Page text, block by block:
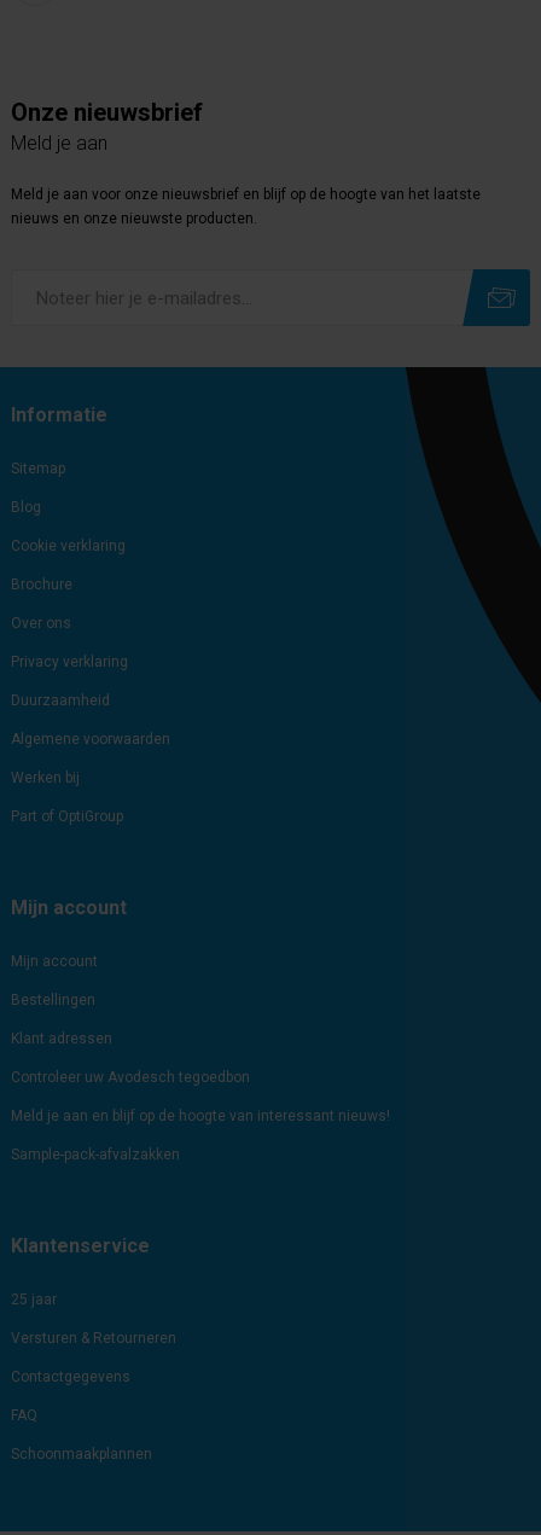
Onze nieuwsbrief
Meld je aan
Meld je aan voor onze nieuwsbrief en blijf op de hoogte van het laatste
nieuws en onze nieuwste producten.
Informatie
Sitemap
Blog
Cookie verklaring
Brochure
Over ons
Privacy verklaring
Duurzaamheid
Algemene voorwaarden
Werken bij
Part of OptiGroup
Mijn account
Mijn account
Bestellingen
Klant adressen
Controleer uw Avodesch tegoedbon
Meld je aan en blijf op de hoogte van interessant nieuws!
Sample-pack-afvalzakken
Klantenservice
25 jaar
Versturen & Retourneren
Contactgegevens
FAQ
Schoonmaakplannen